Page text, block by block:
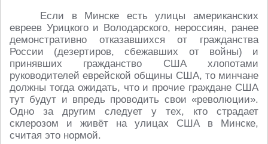
Если в Минске есть улицы американских
евреев Урицкого и Володарского, нероссиян, ранее
демонстративно отказавшихся от гражданства
России (дезертиров, сбежавших от войны) и
принявших гражданство США хлопотами
руководителей еврейской общины США, то минчане
должны тогда ожидать, что и прочие граждане США
тут будут и впредь проводить свои «революции».
Одно за другим следует у тех, кто страдает
склерозом и живёт на улицах США в Минске,
считая это нормой.